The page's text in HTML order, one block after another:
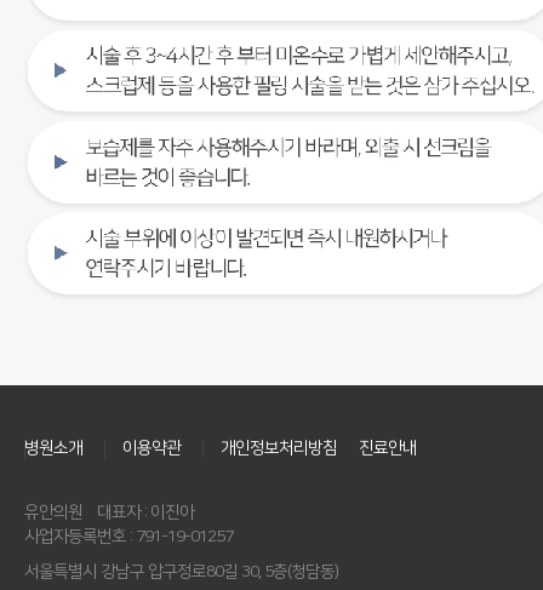
병원소개 이용약관 개인정보처리방침 진료안내
유안의원
대표자 : 이진아
사업자등록번호 : 791-19-01257
서울특별시 강남구 압구정로80길 30, 5층(청담동)